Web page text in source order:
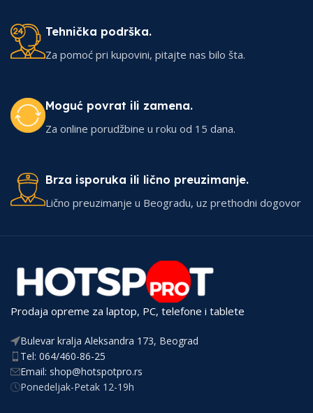
Tehnička podrška.
Za pomoć pri kupovini, pitajte nas bilo šta.
Moguć povrat ili zamena.
Za online porudžbine u roku od 15 dana.
Brza isporuka ili lično preuzimanje.
Lično preuzimanje u Beogradu, uz prethodni dogovor
Prodaja opreme za laptop, PC, telefone i tablete
Bulevar kralja Aleksandra 173, Beograd
Tel: 064/460-86-25
Email: shop@hotspotpro.rs
Ponedeljak-Petak 12-19h